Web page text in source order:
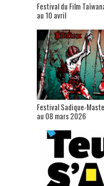
Festival du Film
au 10 avril
Festival Sadique-
au 08 mars 2026